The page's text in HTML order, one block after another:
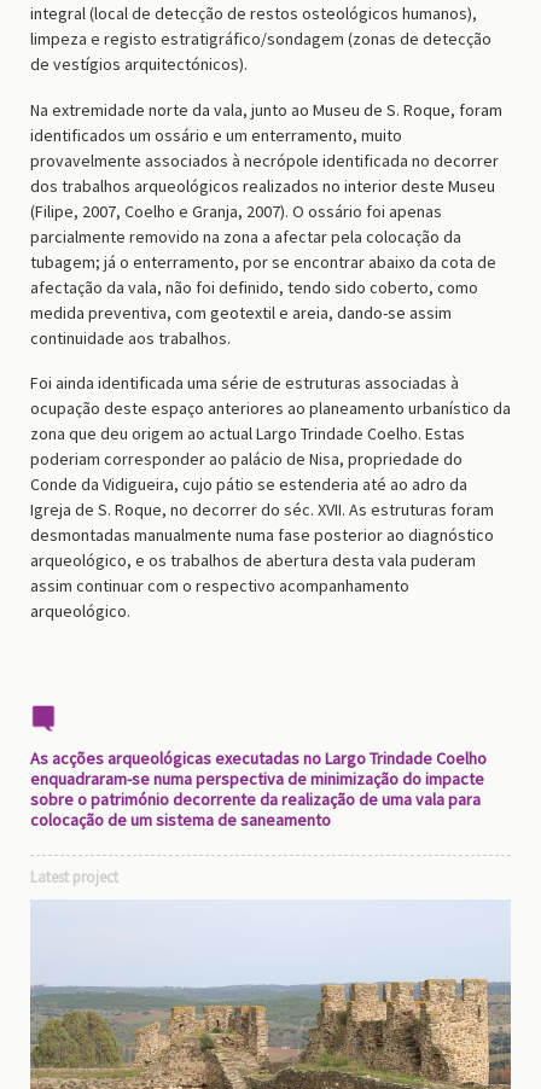
integral (local de detecção de restos osteológicos humanos),
limpeza e registo estratigráfico/sondagem (zonas de detecção
de vestígios arquitectónicos).
Na extremidade norte da vala, junto ao Museu de S. Roque, foram
identificados um ossário e um enterramento, muito
provavelmente associados à necrópole identificada no decorrer
dos trabalhos arqueológicos realizados no interior deste Museu
(Filipe, 2007, Coelho e Granja, 2007). O ossário foi apenas
parcialmente removido na zona a afectar pela colocação da
tubagem; já o enterramento, por se encontrar abaixo da cota de
afectação da vala, não foi definido, tendo sido coberto, como
medida preventiva, com geotextil e areia, dando-se assim
continuidade aos trabalhos.
Foi ainda identificada uma série de estruturas associadas à
ocupação deste espaço anteriores ao planeamento urbanístico da
zona que deu origem ao actual Largo Trindade Coelho. Estas
poderiam corresponder ao palácio de Nisa, propriedade do
Conde da Vidigueira, cujo pátio se estenderia até ao adro da
Igreja de S. Roque, no decorrer do séc. XVII. As estruturas foram
desmontadas manualmente numa fase posterior ao diagnóstico
arqueológico, e os trabalhos de abertura desta vala puderam
assim continuar com o respectivo acompanhamento
arqueológico.
As acções arqueológicas executadas no Largo Trindade Coelho
enquadraram-se numa perspectiva de minimização do impacte
sobre o património decorrente da realização de uma vala para
colocação de um sistema de saneamento
Latest project